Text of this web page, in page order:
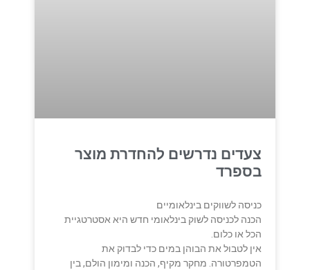
צעדים נדרשים להחדרת מוצר
בספרד
כניסה לשווקים בינלאומיים
הכנה לכניסה לשוק בינלאומי חדש היא אסטרטגיית
הכל או כלום.
אין לטבול את הבוהן במים כדי לבדוק את
הטמפרטורה. מחקר מקיף, הכנה ומימון הולם, בין